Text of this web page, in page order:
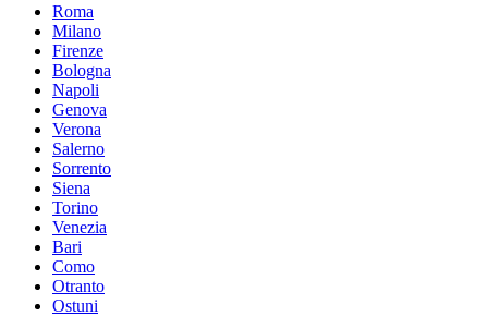
Roma
Milano
Firenze
Bologna
Napoli
Genova
Verona
Salerno
Sorrento
Siena
Torino
Venezia
Bari
Como
Otranto
Ostuni